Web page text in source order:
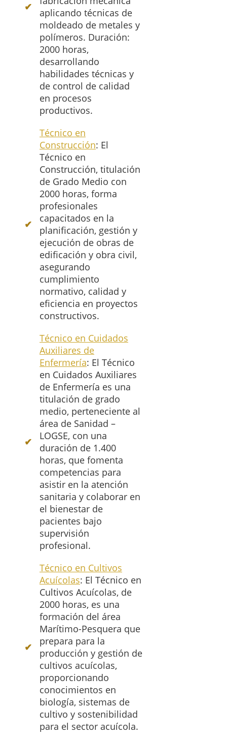
aplicando técnicas de
moldeado de metales y
polímeros. Duración:
2000 horas,
desarrollando
habilidades técnicas y
de control de calidad
en procesos
productivos.
Técnico en
Construcción: El
Técnico en
Construcción, titulación
de Grado Medio con
2000 horas, forma
profesionales
capacitados en la
planificación, gestión y
ejecución de obras de
edificación y obra civil,
asegurando
cumplimiento
normativo, calidad y
eficiencia en proyectos
constructivos.
Técnico en Cuidados
Auxiliares de
Enfermería: El Técnico
en Cuidados Auxiliares
de Enfermería es una
titulación de grado
medio, perteneciente al
área de Sanidad –
LOGSE, con una
duración de 1.400
horas, que fomenta
competencias para
asistir en la atención
sanitaria y colaborar en
el bienestar de
pacientes bajo
supervisión
profesional.
Técnico en Cultivos
Acuícolas: El Técnico en
Cultivos Acuícolas, de
2000 horas, es una
formación del área
Marítimo-Pesquera que
prepara para la
producción y gestión de
cultivos acuícolas,
proporcionando
conocimientos en
biología, sistemas de
cultivo y sostenibilidad
para el sector acuícola.